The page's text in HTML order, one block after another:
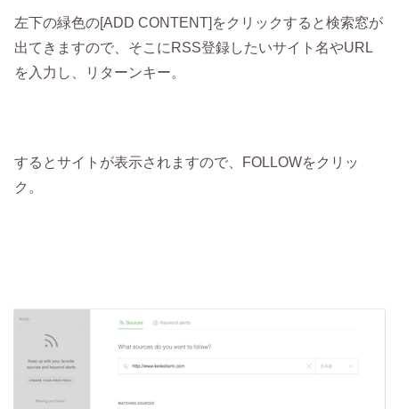
左下の緑色の[ADD CONTENT]をクリックすると検索窓が
出てきますので、そこにRSS登録したいサイト名やURL
を入力し、リターンキー。
するとサイトが表示されますので、FOLLOWをクリッ
ク。